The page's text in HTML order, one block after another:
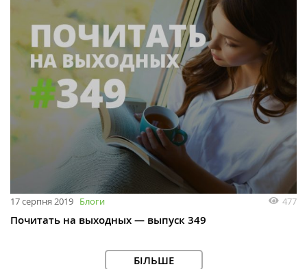
17 серпня 2019 Блоги 477
Почитать на выходных — выпуск 349
БІЛЬШЕ